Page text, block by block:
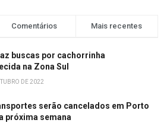
Comentários Mais recentes
buscas por cachorrinha
na Zona Sul
DE 2022
serão cancelados em Porto
próxima semana